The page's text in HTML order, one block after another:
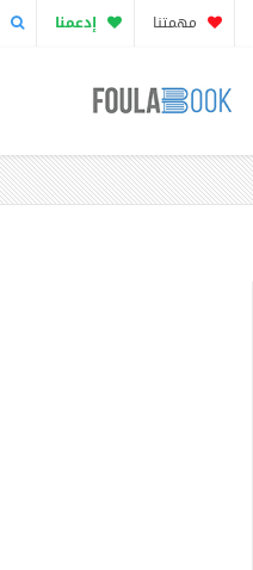
مهمتنا إدعمنا